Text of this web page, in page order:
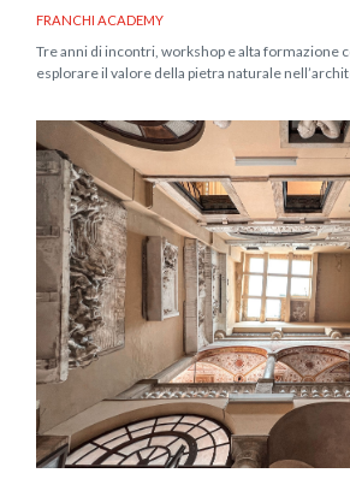
FRANCHI ACADEMY
Tre anni di incontri, workshop e alta formazione
esplorare il valore della pietra naturale